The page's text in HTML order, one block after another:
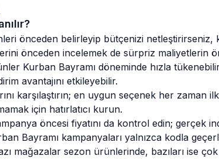
önceden belirleyip bütçenizi
önceden incelemek de sürpriz maliyetlerin
Kurban Bayramı döneminde hızla
avantajını etkileyebilir.
karşılaştırın; en uygun seçenek her zaman
için hatırlatıcı kurun.
öncesi fiyatını da kontrol edin; gerçek
Bayramı kampanyaları yalnızca kodla
mağazalar sezon ürünlerinde, bazıları ise